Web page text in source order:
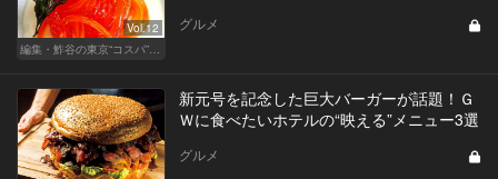
Vol.12
編集・鮓谷の東京“コスパ”カレンダー
グルメ
新元号を記念した巨大バーガーが話題！Ｇ
Ｗに食べたいホテルの“映える”メニュー3選
グルメ